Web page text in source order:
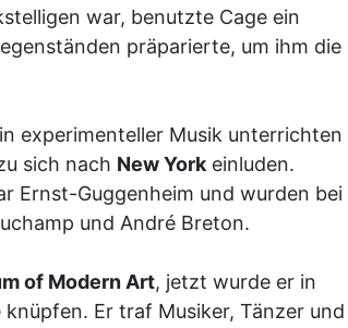
war, benutzte Cage ein
präparierte, um ihm die
experimenteller Musik unterrichten
sich nach New York einluden.
Ernst-Guggenheim und wurden bei
und André Breton.
of Modern Art, jetzt wurde er in
Er traf Musiker, Tänzer und